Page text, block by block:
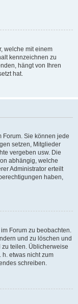
welche mit einem
kennzeichnen zu
hängt von Ihren
hat.
Forum. Sie können jede
setzen, Mitglieder
vergeben usw. Die
abhängig, welche
Administrator erteilt
haben,
Forum zu beobachten.
und zu löschen und
teilen. Üblicherweise
h. etwas nicht zum
schreiben.